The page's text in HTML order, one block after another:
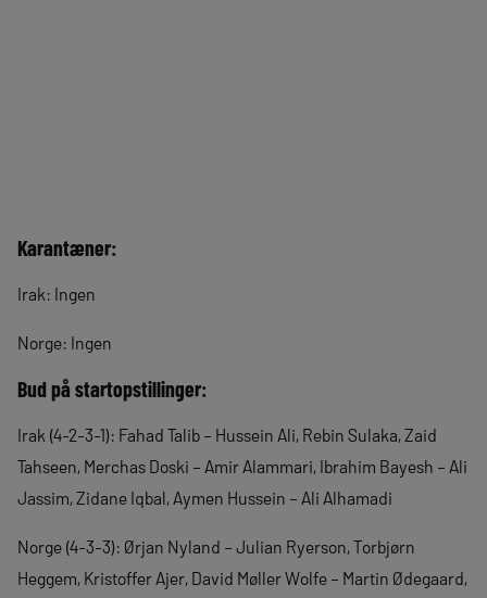
Karantæner:
Irak: Ingen
Norge: Ingen
Bud på startopstillinger:
Irak (4-2-3-1): Fahad Talib – Hussein Ali, Rebin Sulaka, Zaid
Tahseen, Merchas Doski – Amir Alammari, Ibrahim Bayesh – Ali
Jassim, Zidane Iqbal, Aymen Hussein – Ali Alhamadi
Norge (4-3-3): Ørjan Nyland – Julian Ryerson, Torbjørn
Heggem, Kristoffer Ajer, David Møller Wolfe – Martin Ødegaard,